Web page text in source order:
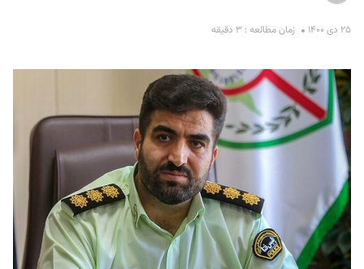
۲۵ دی ۱۴۰۰ زمان مطالعه : ۳ دقیقه